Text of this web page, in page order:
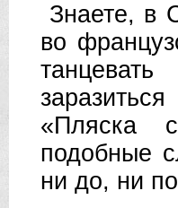
Знаете, в
во
«Пляска
подобные
ни до, ни